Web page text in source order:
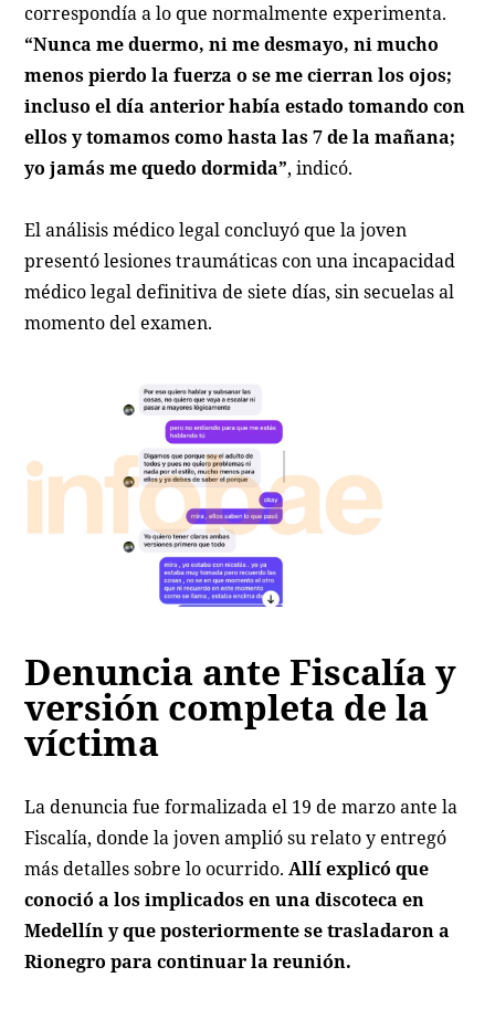
correspondía a lo que normalmente experimenta.
“Nunca me duermo, ni me desmayo, ni mucho
menos pierdo la fuerza o se me cierran los ojos;
incluso el día anterior había estado tomando con
ellos y tomamos como hasta las 7 de la mañana;
yo jamás me quedo dormida”, indicó.
El análisis médico legal concluyó que la joven
presentó lesiones traumáticas con una incapacidad
médico legal definitiva de siete días, sin secuelas al
momento del examen.
Denuncia ante Fiscalía y
versión completa de la
víctima
La denuncia fue formalizada el 19 de marzo ante la
Fiscalía, donde la joven amplió su relato y entregó
más detalles sobre lo ocurrido.Allí explicó que
conoció a los implicados en una discoteca en
Medellín y que posteriormente se trasladaron a
Rionegro para continuar la reunión.